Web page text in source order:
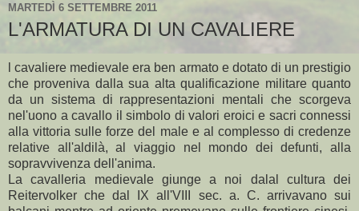
MARTEDÌ 6 SETTEMBRE 2011
L'ARMATURA DI UN CAVALIERE
l cavaliere medievale era ben armato e dotato di un prestigio
che proveniva dalla sua alta qualificazione militare quanto
da un sistema di rappresentazioni mentali che scorgeva
nel'uono a cavallo il simbolo di valori eroici e sacri connessi
alla vittoria sulle forze del male e al complesso di credenze
relative all'aldilà, al viaggio nel mondo dei defunti, alla
sopravvivenza dell'anima.
La cavalleria medievale giunge a noi dalal cultura dei
Reitervolker che dal IX all'VIII sec. a. C. arrivavano sui